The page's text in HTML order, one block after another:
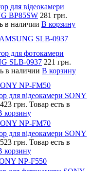
для відеокамери
BP85SW 281 грн.
в наличии В корзину
SLB-0937
для фотокамери
SLB-0937 221 грн.
в наличии В корзину
NP-FM50
для відеокамери SONY
423 грн. Товар есть в
корзину
NP-FM70
для відеокамери SONY
523 грн. Товар есть в
корзину
NP-F550